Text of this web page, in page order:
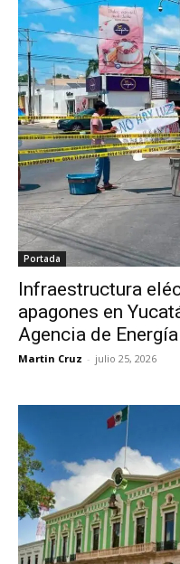
Portada
Infraestructura
apagones en
Agencia de Energía
Martin Cruz - julio 25, 2026